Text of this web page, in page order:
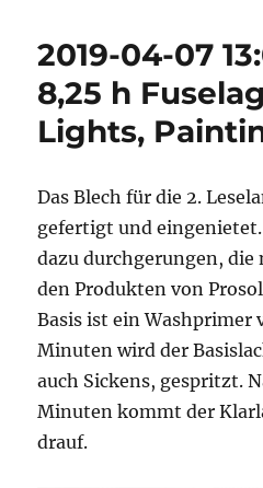
2019-04-07
8,25 h
Lights,
Das Blech für die 2.
gefertigt und
dazu durchgerungen,
den Produkten von
Basis ist ein Washprimer
Minuten wird der
auch Sickens, gespritzt.
Minuten kommt der
drauf.